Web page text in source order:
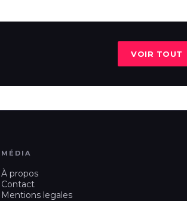
VOIR TOUT
MÉDIA
À propos
Contact
Mentions legales